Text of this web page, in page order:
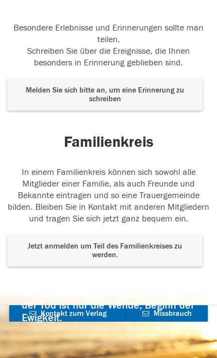
Besondere Erlebnisse und Erinnerungen sollte man
teilen.
Schreiben Sie über die Ereignisse, die Ihnen
besonders in Erinnerung geblieben sind.
Melden Sie sich bitte an, um eine Erinnerung zu
schreiben
Familienkreis
In einem Familienkreis können sich sowohl alle
Mitglieder einer Familie, als auch Freunde und
Bekannte eintragen und so eine Trauergemeinde
bilden. Bleiben Sie in Kontakt mit anderen Mitgliedern
und tragen Sie sich jetzt ganz bequem ein.
Jetzt anmelden um Teil des Familienkreises zu
werden.
der Tod ist nur die Wende, Beginn der
Ewigkeit.
Kontakt zum Verlag
aufnehmen
Missbrauch